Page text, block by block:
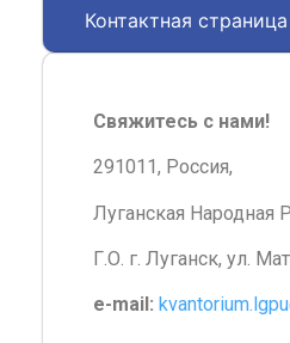
Контактная страница
Свяжитесь с нами!
291011, Россия,
Луганская Народная
Г.О. г. Луганск, ул.
e-mail: